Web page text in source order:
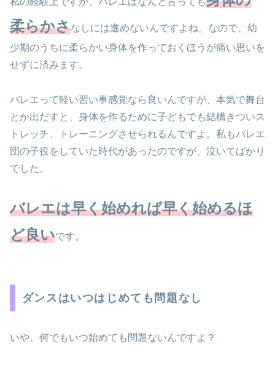
柔らかさなしには進めないんですよね。なので、幼
少期のうちに柔らかい身体を作っておくほうが痛い思いを
せずに済みます。
バレエって軽い習い事感覚なら良いんですが、本気で舞台
とか出だすと、身体を作るために子どもでも結構きついス
トレッチ、トレーニングさせられるんですよ。私もバレエ
団の子役をしていた時代があったのですが、泣いてばかり
でした。
バレエは早く始めれば早く始めるほ
ど良いです。
ダンスはいつはじめても問題なし
いや、何でもいつ始めても問題ないんですよ？